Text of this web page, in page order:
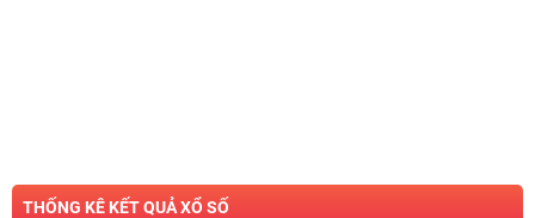
THỐNG KÊ KẾT QUẢ XỔ SỐ